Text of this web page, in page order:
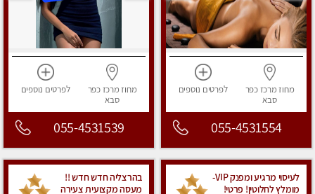
מחוז מרכזכפר
סבא
לפרטים נוספים
055-4531554
מחוז מרכזכפר
סבא
לפרטים נוספים
055-4531539
לעיסוי מרגיע ומפנק VIP-
מומלץ לחלוטין! פרטי! ​​​​​​
בהרצליה חדש חדש !!
מעסה מקצועית צעירה